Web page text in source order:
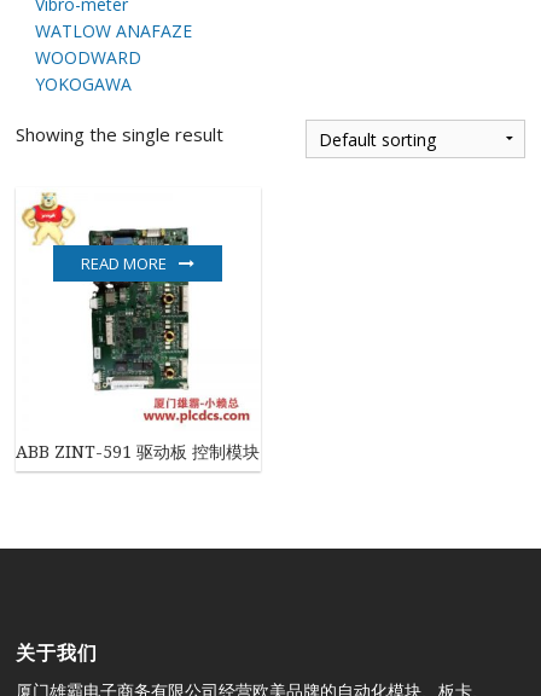
WATLOW ANAFAZE
WOODWARD
YOKOGAWA
Showing the single result
ABB ZINT-591 驱动板 控制模块
READ MORE
关于我们
厦门雄霸电子商务有限公司经营欧美品牌的自动化模块、板卡、